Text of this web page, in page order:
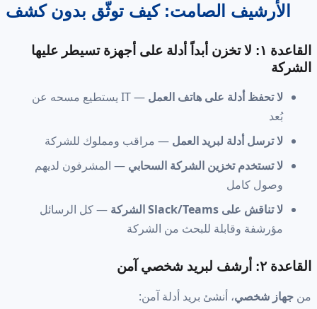
الأرشيف الصامت: كيف توثّق بدون كشف
القاعدة ١: لا تخزن أبداً أدلة على أجهزة تسيطر عليها
الشركة
لا تحفظ أدلة على هاتف العمل
— IT يستطيع مسحه عن
بُعد
لا ترسل أدلة لبريد العمل — مراقب ومملوك للشركة
لا تستخدم تخزين الشركة السحابي — المشرفون لديهم
وصول كامل
لا تناقش على Slack/Teams الشركة
— كل الرسائل
مؤرشفة وقابلة للبحث من الشركة
القاعدة ٢: أرشف لبريد شخصي آمن
من جهاز شخصي، أنشئ بريد أدلة آمن: